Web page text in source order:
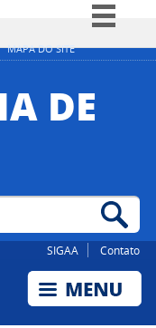
MAPA DO SITE
Simplifique!
ParticipeDE
SIGAA Contato